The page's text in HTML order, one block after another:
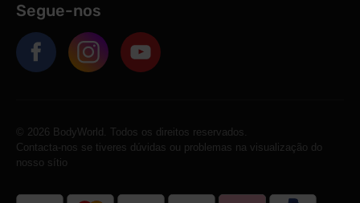
Segue-nos
© 2026 BodyWorld. Todos os direitos reservados.
Contacta-nos se tiveres dúvidas ou problemas na visualização do
nosso sítio